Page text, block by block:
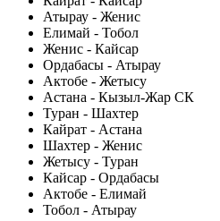
Атырау - Женис
Елимай - Тобол
Женис - Кайсар
Ордабасы - Атырау
Актобе - Жетысу
Астана - Кызыл-Жар СК
Туран - Шахтер
Кайрат - Астана
Шахтер - Женис
Жетысу - Туран
Кайсар - Ордабасы
Актобе - Елимай
Тобол - Атырау